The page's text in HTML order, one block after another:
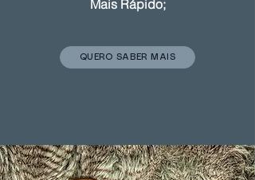
Mais Rápido;
QUERO SABER MAIS